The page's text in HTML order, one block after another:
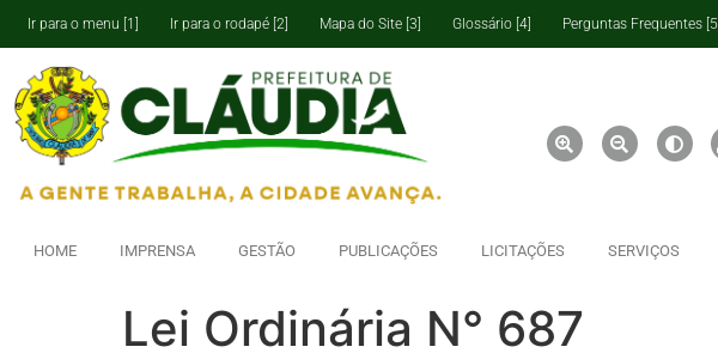
Ir para o menu [1] Ir para o rodapé [2] Mapa do Site [3] Glossário [4] Perguntas Frequentes [5]
HOME IMPRENSA GESTÃO PUBLICAÇÕES LICITAÇÕES SERVIÇOS
Lei Ordinária N° 687